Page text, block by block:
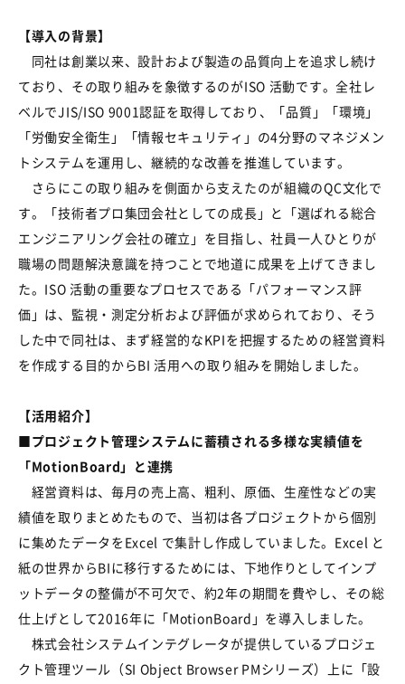
【導入の背景】
同社は創業以来、設計および製造の品質向上を追求し続け
ており、その取り組みを象徴するのがISO 活動です。全社レ
ベルでJIS/ISO 9001認証を取得しており、「品質」「環境」
「労働安全衛生」「情報セキュリティ」の4分野のマネジメン
トシステムを運用し、継続的な改善を推進しています。
さらにこの取り組みを側面から支えたのが組織のQC文化で
す。「技術者プロ集団会社としての成長」と「選ばれる総合
エンジニアリング会社の確立」を目指し、社員一人ひとりが
職場の問題解決意識を持つことで地道に成果を上げてきまし
た。ISO 活動の重要なプロセスである「パフォーマンス評
価」は、監視・測定分析および評価が求められており、そう
した中で同社は、まず経営的なKPIを把握するための経営資料
を作成する目的からBI 活用への取り組みを開始しました。
【活用紹介】
■プロジェクト管理システムに蓄積される多様な実績値を
「MotionBoard」と連携
経営資料は、毎月の売上高、粗利、原価、生産性などの実
績値を取りまとめたもので、当初は各プロジェクトから個別
に集めたデータをExcel で集計し作成していました。Excel と
紙の世界からBIに移行するためには、下地作りとしてインプ
ットデータの整備が不可欠で、約2年の期間を費やし、その総
仕上げとして2016年に「MotionBoard」を導入しました。
株式会社システムインテグレータが提供しているプロジェ
クト管理ツール（SI Object Browser PMシリーズ）上に「設